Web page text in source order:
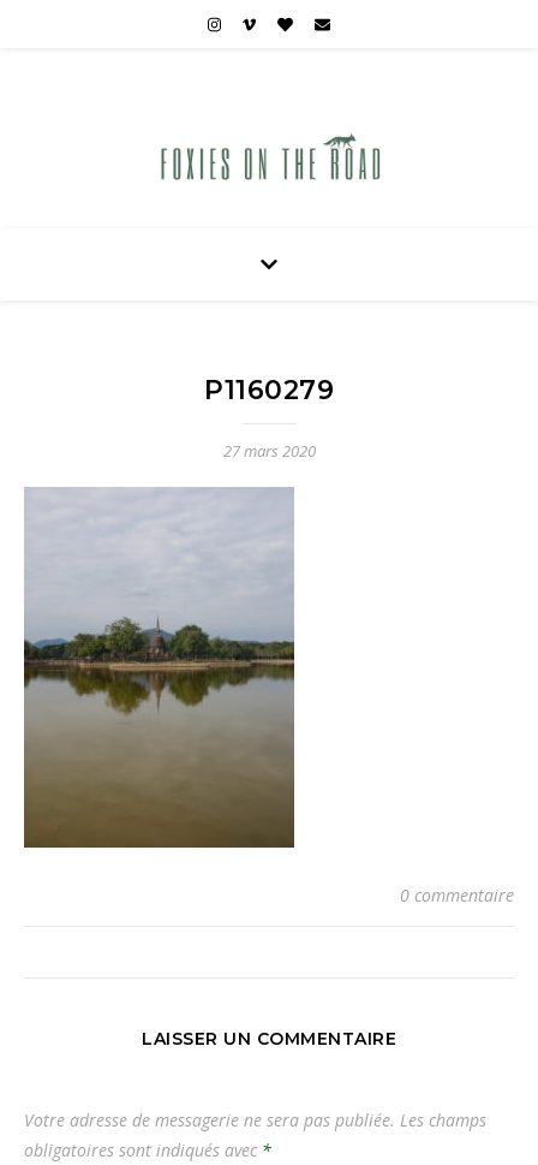
P1160279
27 mars 2020
0 commentaire
LAISSER UN COMMENTAIRE
Votre adresse de messagerie ne sera pas publiée. Les champs
obligatoires sont indiqués avec *